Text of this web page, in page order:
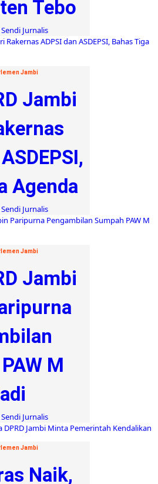
Tebo
Sendi Jurnalis
Jambi
Jambi
Agenda
Sendi Jurnalis
Jambi
Jambi
M
Sendi Jurnalis
Jambi
Naik,